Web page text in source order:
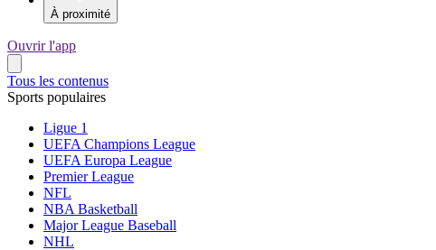
À proximité
Ouvrir l'app
Tous les contenus
Sports populaires
Ligue 1
UEFA Champions League
UEFA Europa League
Premier League
NFL
NBA Basketball
Major League Baseball
NHL